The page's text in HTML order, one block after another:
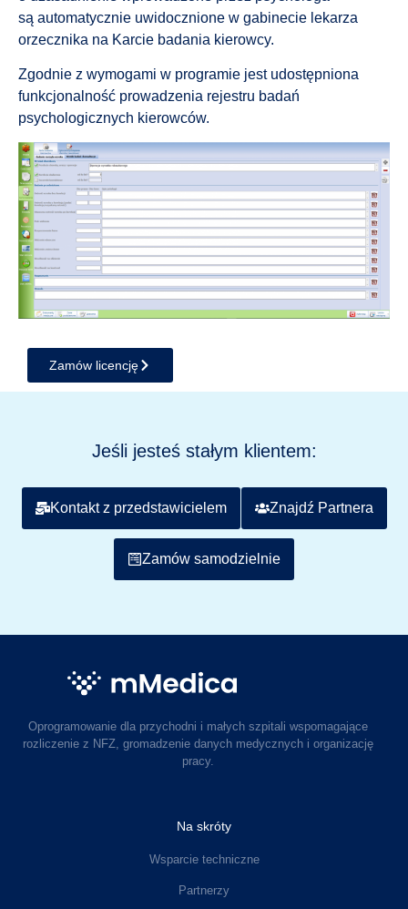
są automatycznie uwidocznione w gabinecie lekarza
orzecznika na Karcie badania kierowcy.
Zgodnie z wymogami w programie jest udostępniona
funkcjonalność prowadzenia rejestru badań
psychologicznych kierowców.
Zamów licencję
Jeśli jesteś stałym klientem:
Kontakt z przedstawicielem Znajdź Partnera
Zamów samodzielnie
Oprogramowanie dla przychodni i małych szpitali wspomagające
rozliczenie z NFZ, gromadzenie danych medycznych i organizację
pracy.
Na skróty
Wsparcie techniczne
Partnerzy